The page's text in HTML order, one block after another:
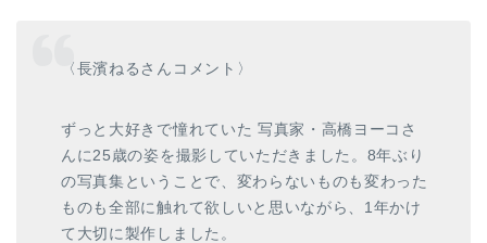
〈長濱ねるさんコメント〉
ずっと大好きで憧れていた 写真家・高橋ヨーコさ
んに25歳の姿を撮影していただきました。8年ぶり
の写真集ということで、変わらないものも変わった
ものも全部に触れて欲しいと思いながら、1年かけ
て大切に製作しました。